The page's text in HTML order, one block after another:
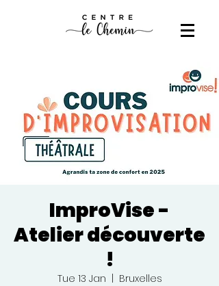
ImproVise -
Atelier découverte
!
Tue 13 Jan
Bruxelles